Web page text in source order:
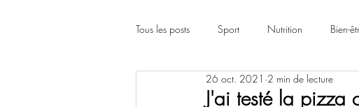
Tous les posts Sport Nutrition Bien-
J'ai testé la pizza
26 oct. 2021 2 min de lecture